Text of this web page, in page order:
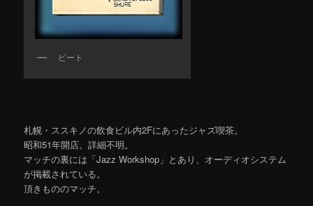
ビート
札幌・ススキノの飲食ビル内2Fにあったジャズ喫茶。
昭和51年開店。詳細不明。
マッチの裏には「Jazz Workshop」とあり、オーディオシステム
が掲載されている。
頂きもののマッチ。